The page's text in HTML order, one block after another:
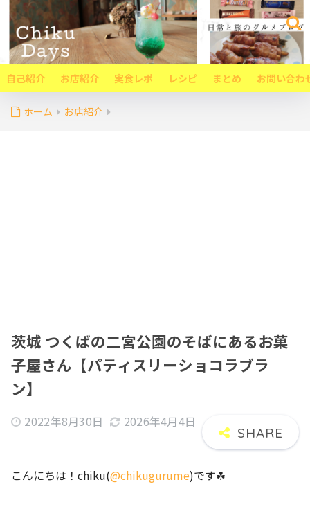
自己紹介 お店紹介 実食レポ レシピ まとめ お問い合わ
ホーム お店紹介
茨城 つくばの二宮公園のそばにあるお菓
子屋さん【パティスリーショコラブラ
ン】
2022年8月30日 2026年4月4日
こんにちは！chiku(@chikugurume)です☘